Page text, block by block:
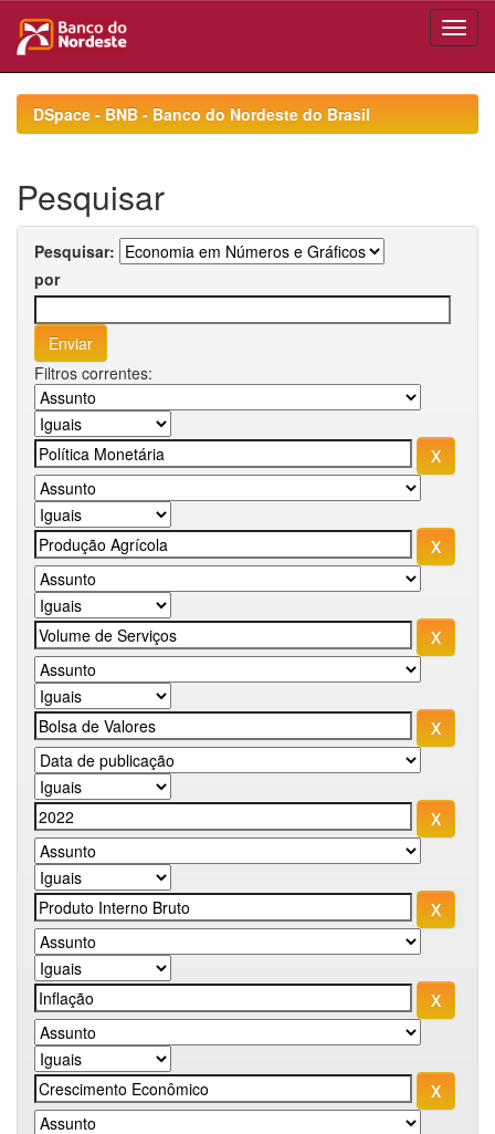
navigationDSpace - BNB - Banco do Nordeste do Brasil
Pesquisar
Pesquisar:
por
Filtros correntes: